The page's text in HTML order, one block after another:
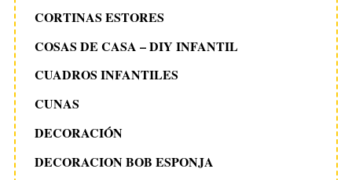
CORTINAS ESTORES
COSAS DE CASA – DIY INFANTIL
CUADROS INFANTILES
CUNAS
DECORACIÓN
DECORACION BOB ESPONJA